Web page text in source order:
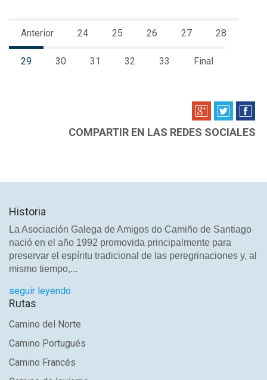
Anterior 24 25 26 27 28
29 30 31 32 33 Final
COMPARTIR EN LAS REDES SOCIALES
Historia
La Asociación Galega de Amigos do Camiño de Santiago
nació en el año 1992 promovida principalmente para
preservar el espíritu tradicional de las peregrinaciones y, al
mismo tiempo,...
seguir leyendo
Rutas
Camino del Norte
Camino Portugués
Camino Francés